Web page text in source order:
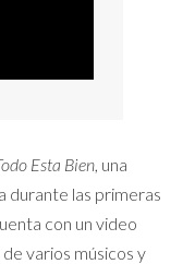
Esta Bien, una
durante las primeras
con un video
varios músicos y